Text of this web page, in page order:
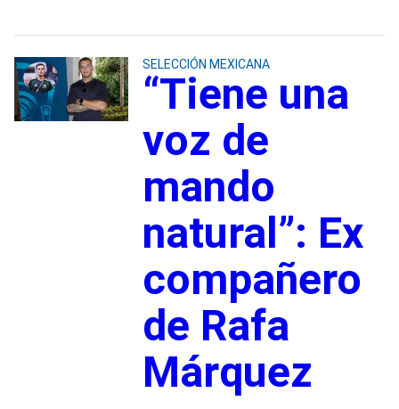
SELECCIÓN MEXICANA
“Tiene una
voz de
mando
natural”: Ex
compañero
de Rafa
Márquez